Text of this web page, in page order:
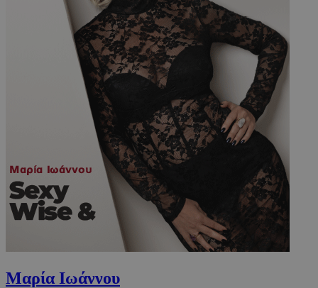
Μαρία Ιωάννου